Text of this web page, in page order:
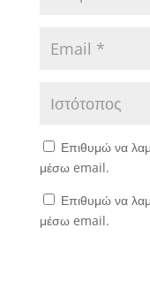
Επιθυμώ να
μέσω email.
Επιθυμώ να
μέσω email.